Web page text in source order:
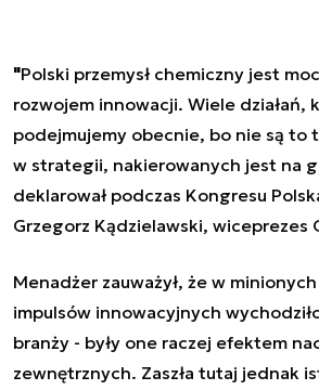
"Polski przemysł chemiczny jest
rozwojem innowacji. Wiele działań,
podejmujemy obecnie, bo nie są to
w strategii, nakierowanych jest na
deklarował podczas Kongresu
Grzegorz Kądzielawski, wiceprezes
Menadżer zauważył, że w
impulsów innowacyjnych
branży - były one raczej efektem
zewnętrznych. Zaszła tutaj jednak